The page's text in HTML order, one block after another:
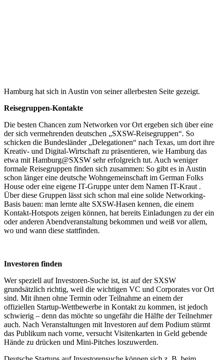
Hamburg hat sich in Austin von seiner allerbesten Seite gezeigt.
Reisegruppen-Kontakte
Die besten Chancen zum Networken vor Ort ergeben sich über eine
der sich vermehrenden deutschen „SXSW-Reisegruppen“. So
schicken die Bundesländer „Delegationen“ nach Texas, um dort ihre
Kreativ- und Digital-Wirtschaft zu präsentieren, wie Hamburg das
etwa mit Hamburg@SXSW sehr erfolgreich tut. Auch weniger
formale Reisegruppen finden sich zusammen: So gibt es in Austin
schon länger eine deutsche Wohngemeinschaft im German Folks
House oder eine eigene IT-Gruppe unter dem Namen IT-Kraut .
Über diese Gruppen lässt sich schon mal eine solide Networking-
Basis bauen: man lernte alte SXSW-Hasen kennen, die einem
Kontakt-Hotspots zeigen können, hat bereits Einladungen zu der ein
oder anderen Abendveranstaltung bekommen und weiß vor allem,
wo und wann diese stattfinden.
Investoren finden
Wer speziell auf Investoren-Suche ist, ist auf der SXSW
grundsätzlich richtig, weil die wichtigen VC und Corporates vor Ort
sind. Mit ihnen ohne Termin oder Teilnahme an einem der
offiziellen Startup-Wettbewerbe in Kontakt zu kommen, ist jedoch
schwierig – denn das möchte so ungefähr die Hälfte der Teilnehmer
auch. Nach Veranstaltungen mit Investoren auf dem Podium stürmt
das Publikum nach vorne, versucht Visitenkarten in Geld gebende
Hände zu drücken und Mini-Pitches loszuwerden.